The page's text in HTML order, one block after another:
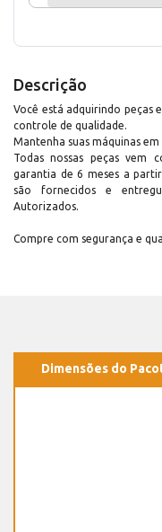
Descrição
Você está adquirindo peças
controle de qualidade.
Mantenha suas máquinas em
Todas nossas peças vem
garantia de 6 meses a
são fornecidos e
Autorizados.
Compre com segurança e
Dimensões do